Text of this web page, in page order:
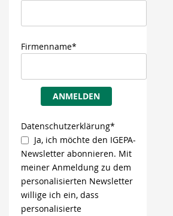
Firmenname*
ANMELDEN
Datenschutzerklärung*
Ja, ich möchte den IGEPA-
Newsletter abonnieren. Mit
meiner Anmeldung zu dem
personalisierten Newsletter
willige ich ein, dass
personalisierte